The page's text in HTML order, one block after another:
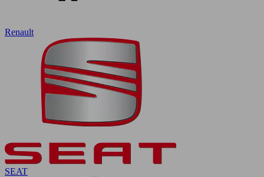
Renault
SEAT